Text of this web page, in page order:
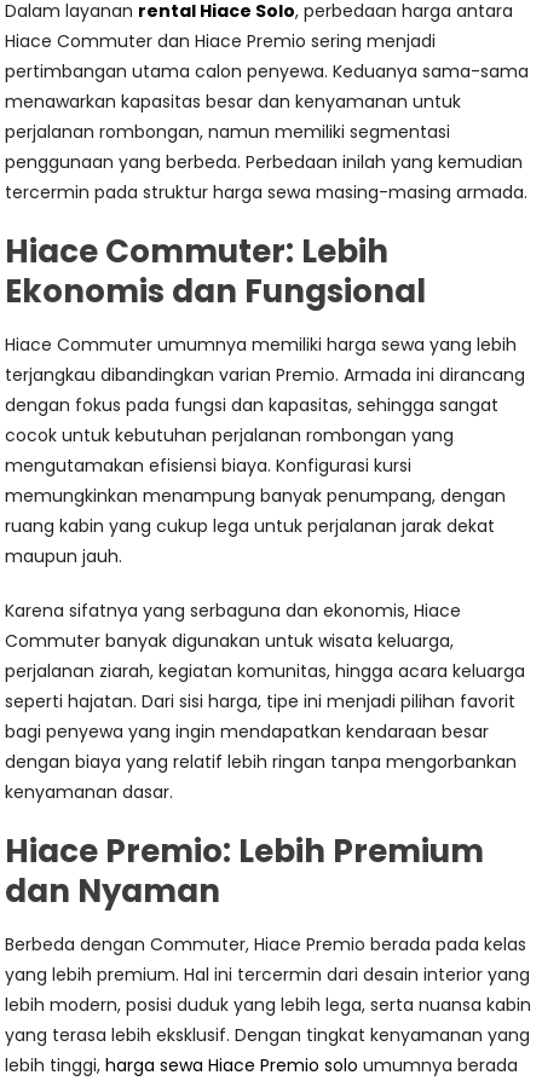
Dalam layanan rental Hiace Solo, perbedaan harga antara
Hiace Commuter dan Hiace Premio sering menjadi
pertimbangan utama calon penyewa. Keduanya sama-sama
menawarkan kapasitas besar dan kenyamanan untuk
perjalanan rombongan, namun memiliki segmentasi
penggunaan yang berbeda. Perbedaan inilah yang kemudian
tercermin pada struktur harga sewa masing-masing armada.
Hiace Commuter: Lebih
Ekonomis dan Fungsional
Hiace Commuter umumnya memiliki harga sewa yang lebih
terjangkau dibandingkan varian Premio. Armada ini dirancang
dengan fokus pada fungsi dan kapasitas, sehingga sangat
cocok untuk kebutuhan perjalanan rombongan yang
mengutamakan efisiensi biaya. Konfigurasi kursi
memungkinkan menampung banyak penumpang, dengan
ruang kabin yang cukup lega untuk perjalanan jarak dekat
maupun jauh.
Karena sifatnya yang serbaguna dan ekonomis, Hiace
Commuter banyak digunakan untuk wisata keluarga,
perjalanan ziarah, kegiatan komunitas, hingga acara keluarga
seperti hajatan. Dari sisi harga, tipe ini menjadi pilihan favorit
bagi penyewa yang ingin mendapatkan kendaraan besar
dengan biaya yang relatif lebih ringan tanpa mengorbankan
kenyamanan dasar.
Hiace Premio: Lebih Premium
dan Nyaman
Berbeda dengan Commuter, Hiace Premio berada pada kelas
yang lebih premium. Hal ini tercermin dari desain interior yang
lebih modern, posisi duduk yang lebih lega, serta nuansa kabin
yang terasa lebih eksklusif. Dengan tingkat kenyamanan yang
lebih tinggi,harga sewa Hiace Premio solo umumnya berada